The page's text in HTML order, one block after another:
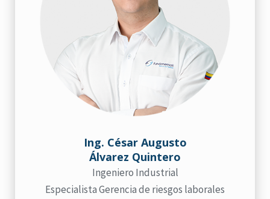
Ing. César Augusto
Álvarez Quintero
Ingeniero Industrial
Especialista Gerencia de riesgos laborales